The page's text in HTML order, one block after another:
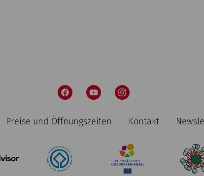
Preise und Öffnungszeiten Kontakt